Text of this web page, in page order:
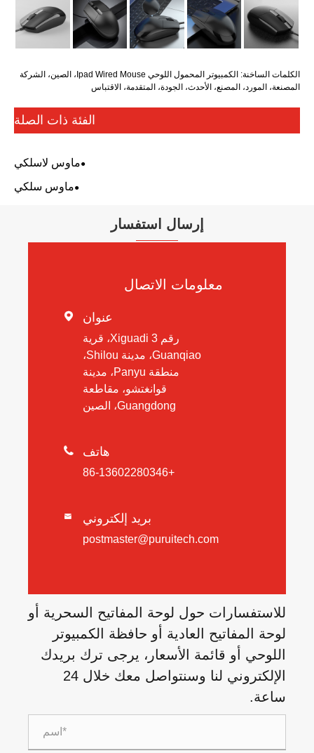
الكلمات الساخنة: الكمبيوتر المحمول اللوحي Ipad Wired Mouse، الصين، الشركة
المصنعة، المورد، المصنع، الأحدث، الجودة، المتقدمة، الاقتباس
الفئة ذات الصلة
ماوس لاسلكي
ماوس سلكي
إرسال استفسار
معلومات الاتصال
 عنوان
رقم 3 Xiguadi، قرية
Guanqiao، مدينة Shilou،
منطقة Panyu، مدينة
قوانغتشو، مقاطعة
Guangdong، الصين
 هاتف
+86-13602280346
 بريد إلكتروني
postmaster@puruitech.com
للاستفسارات حول لوحة المفاتيح السحرية أو
لوحة المفاتيح العادية أو حافظة الكمبيوتر
اللوحي أو قائمة الأسعار، يرجى ترك بريدك
الإلكتروني لنا وسنتواصل معك خلال 24
ساعة.